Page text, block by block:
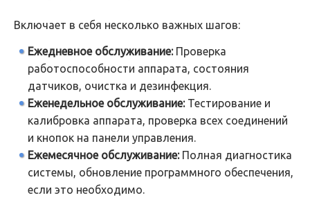
Включает в себя несколько важных шагов:
Ежедневное обслуживание:Проверка
работоспособности аппарата, состояния
датчиков, очистка и дезинфекция.
Еженедельное обслуживание:Тестирование и
калибровка аппарата, проверка всех соединений
и кнопок на панели управления.
Ежемесячное обслуживание:Полная диагностика
системы, обновление программного обеспечения,
если это необходимо.